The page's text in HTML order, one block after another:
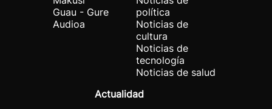
Guau - Gure
Audioa
política
Noticias de
cultura
Noticias de
tecnología
Noticias de salud
Actualidad